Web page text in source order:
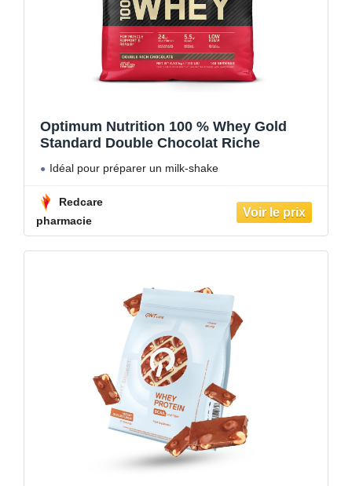
Optimum Nutrition 100 % Whey Gold
Standard Double Chocolat Riche
Idéal pour préparer un milk-shake
Redcare
pharmacie